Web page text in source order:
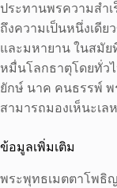
ประทานพรความสำ
ถึงความเป็นหนึ่งเดี
และมหายาน ในสมัย
หมื่นโลกธาตุโดยทั่ว
ยักษ์ นาค คนธรรพ์ พ
สามารถมองเห็นะเ
ข้อมูลเพิ่มเติม
พระพุทธเมตตาโพธิ